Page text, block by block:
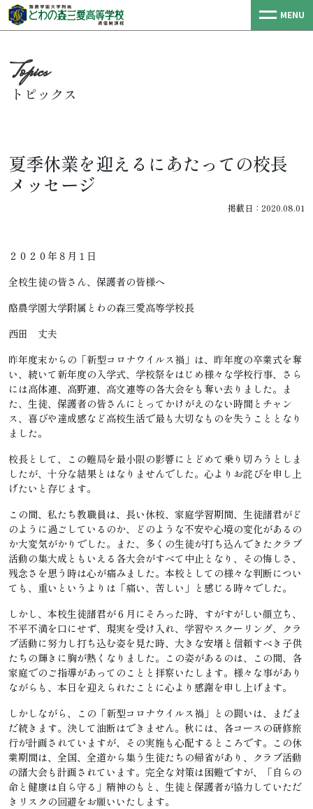
MENU
トピックス
夏季休業を迎えるにあたっての校長
メッセージ
掲載日：2020.08.01
２０２０年８月１日
全校生徒の皆さん、保護者の皆様へ
酪農学園大学附属とわの森三愛高等学校長
西田 丈夫
昨年度末からの「新型コロナウイルス禍」は、昨年度の卒業式を奪
い、続いて新年度の入学式、学校祭をはじめ様々な学校行事、さら
には高体連、高野連、高文連等の各大会をも奪い去りました。ま
た、生徒、保護者の皆さんにとってかけがえのない時間とチャン
ス、喜びや達成感など高校生活で最も大切なものを失うこととなり
ました。
校長として、この難局を最小限の影響にとどめて乗り切ろうとしま
したが、十分な結果とはなりませんでした。心よりお詫びを申し上
げたいと存じます。
この間、私たち教職員は、長い休校、家庭学習期間、生徒諸君がど
のように過ごしているのか、どのような不安や心境の変化があるの
か大変気がかりでした。また、多くの生徒が打ち込んできたクラブ
活動の集大成ともいえる各大会がすべて中止となり、その悔しさ、
残念さを思う時は心が痛みました。本校としての様々な判断につい
ても、重いというよりは「痛い、苦しい」と感じる時々でした。
しかし、本校生徒諸君が６月にそろった時、すがすがしい顔立ち、
不平不満を口にせず、現実を受け入れ、学習やスクーリング、クラ
ブ活動に努力し打ち込む姿を見た時、大きな安堵と信頼すべき子供
たちの輝きに胸が熱くなりました。この姿があるのは、この間、各
家庭でのご指導があってのことと拝察いたします。様々な事があり
ながらも、本日を迎えられたことに心より感謝を申し上げます。
しかしながら、この「新型コロナウイルス禍」との闘いは、まだま
だ続きます。決して油断はできません。秋には、各コースの研修旅
行が計画されていますが、その実施も心配するところです。この休
業期間は、全国、全道から集う生徒たちの帰省があり、クラブ活動
の諸大会も計画されています。完全な対策は困難ですが、「自らの
命と健康は自ら守る」精神のもと、生徒と保護者が協力していただ
きリスクの回避をお願いいたします。